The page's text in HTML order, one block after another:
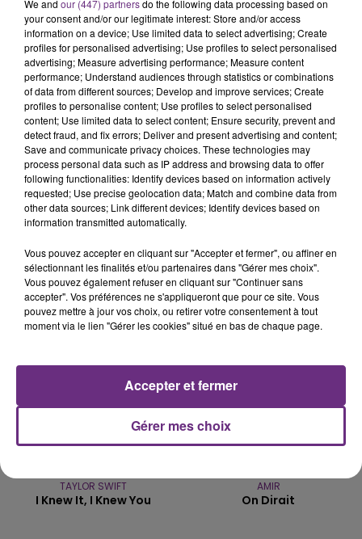
s'est avéré être plus précoce que prévu,
l'inspection du Travail en profite pour rappeler
les conditions de...
TITRES DIFFUSÉS
1h49
1h49
BB BRUNES
Coups Et Blessures
1h45
1h45
BENSON BOONE
The Time Of My Life
TAYLOR SWIFT
I Knew It, I Knew You
1h39
1h39
AMIR
On Dirait
We and our (447) partnersdo the following data processing based on
your consent and/or our legitimate interest: Store and/or access
information on a device; Use limited data to select advertising; Create
profiles for personalised advertising; Use profiles to select personalised
advertising; Measure advertising performance; Measure content
performance; Understand audiences through statistics or combinations
of data from different sources; Develop and improve services; Create
profiles to personalise content; Use profiles to select personalised
content; Use limited data to select content; Ensure security, prevent and
detect fraud, and fix errors; Deliver and present advertising and content;
Save and communicate privacy choices. These technologies may
process personal data such as IP address and browsing data to offer
following functionalities: Identify devices based on information actively
requested; Use precise geolocation data; Match and combine data from
other data sources; Link different devices; Identify devices based on
information transmitted automatically.
Vous pouvez accepter en cliquant sur "Accepter et fermer", ou affiner en
sélectionnant les finalités et/ou partenaires dans "Gérer mes choix".
Vous pouvez également refuser en cliquant sur "Continuer sans
accepter". Vos préférences ne s'appliqueront que pour ce site. Vous
pouvez mettre à jour vos choix, ou retirer votre consentement à tout
moment via le lien "Gérer les cookies" situé en bas de chaque page.
Gérer mes choix
Accepter et fermer